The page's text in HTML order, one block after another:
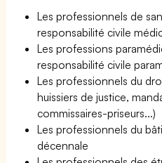
Les professionnels de
responsabilité civile
Les professions
responsabilité civile
Les professionnels du
huissiers de justice,
commissaires-priseurs...)
Les professionnels du
décennale